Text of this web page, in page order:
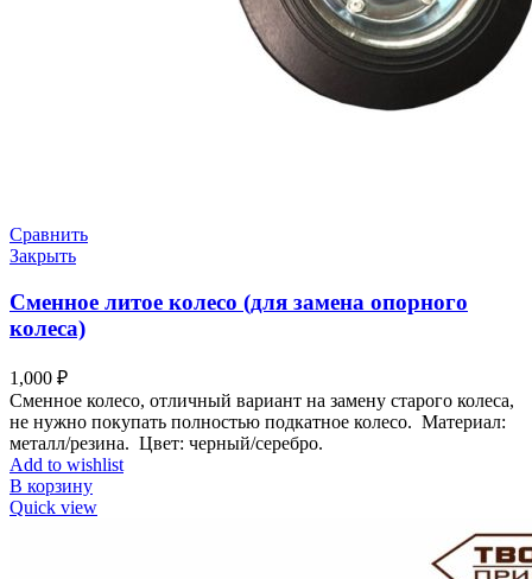
Сравнить
Закрыть
Сменное литое колесо (для замена опорного
колеса)
1,000 ₽
Сменное колесо, отличный вариант на замену старого колеса,
не нужно покупать полностью подкатное колесо. Материал:
металл/резина. Цвет: черный/серебро.
Add to wishlist
В корзину
Quick view